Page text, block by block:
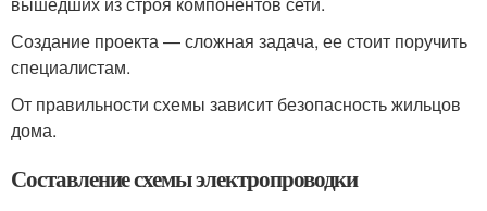
Создание проекта — сложная задача, ее стоит поручить
специалистам.
От правильности схемы зависит безопасность жильцов
дома.
Составление схемы электропроводки